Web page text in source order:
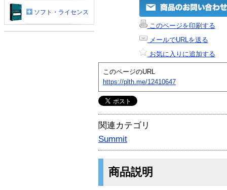
このページを印刷する
メールでURLを送る
お気に入りに追加する
このページのURL
https://plth.me/12410647
関連カテゴリ
Summit
商品説明
ソフト・ライセンス